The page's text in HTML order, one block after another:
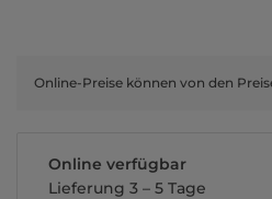
Online verfügbar
Lieferung 3 – 5 Tage